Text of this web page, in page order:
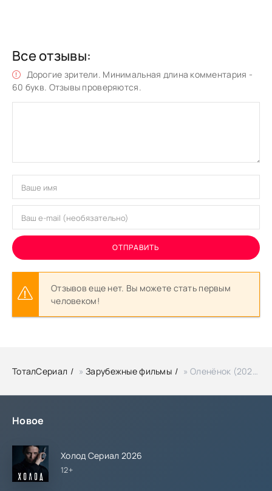
Новое
Холод Сериал 2026
12+
Все отзывы:
Дорогие зрители. Минимальная длина комментария -
60 букв. Отзывы проверяются.
ОТПРАВИТЬ
Отзывов еще нет. Вы можете стать первым
человеком!
ТоталСериал »Зарубежные фильмы » Оленёнок (2024)